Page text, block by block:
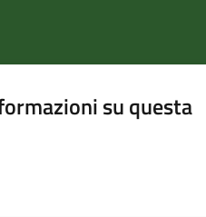
su questa